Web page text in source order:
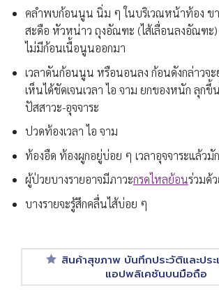
คลำพบก้อนนูน นิ่ม ๆ ในบริเวณหน้าท้อง ข
สะดือ หัวหน่าว ถุงอัณฑะ (ไส้เลื่อนลงอัณฑะ
ไม่มีก้อนเนื้อนูนออกมา
เวลาดันก้อนนูน หรือนอนลง ก้อนดังกล่าวจะ
เห็นได้ชัดเจนเวลา ไอ จาม ยกของหนัก ลุกขึ้
ปัสสาวะ-อุจจาระ
ปวดท้องเวลา ไอ จาม
ท้องอืด ท้องผูกอยู่บ่อย ๆ เวลาอุจจาระแล้วมั
ผู้ป่วยบางรายอาจมีภาวะกรดไหลย้อนร่วมด้
บางรายจะรู้สึกคลื่นไส้บ่อย ๆ
สินค้าสุขภาพ บันทึกประวัติและปร
แอปพลิเคชันบนมือถือ